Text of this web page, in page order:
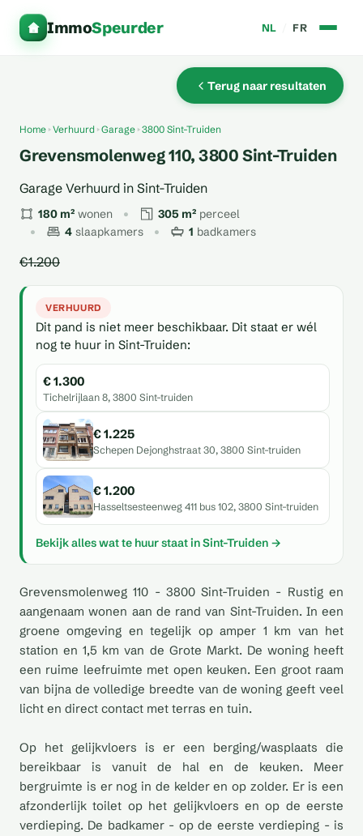
ImmoSpeurder NL FR
Terug naar resultaten
Home Verhuurd Garage 3800 Sint-Truiden
Grevensmolenweg 110, 3800 Sint-Truiden
Garage Verhuurd in Sint-Truiden
180 m² wonen 305 m² perceel
4 slaapkamers 1 badkamers
€1.200
VERHUURD
Dit pand is niet meer beschikbaar. Dit staat er wél
nog te huur in Sint-Truiden:
€ 1.300
Tichelrijlaan 8, 3800 Sint-truiden
€ 1.225
Schepen Dejonghstraat 30, 3800 Sint-truiden
€ 1.200
Hasseltsesteenweg 411 bus 102, 3800 Sint-truiden
Bekijk alles wat te huur staat in Sint-Truiden →
Grevensmolenweg 110 - 3800 Sint-Truiden - Rustig en
aangenaam wonen aan de rand van Sint-Truiden. In een
groene omgeving en tegelijk op amper 1 km van het
station en 1,5 km van de Grote Markt. De woning heeft
een ruime leefruimte met open keuken. Een groot raam
van bijna de volledige breedte van de woning geeft veel
licht en direct contact met terras en tuin.
Op het gelijkvloers is er een berging/wasplaats die
bereikbaar is vanuit de hal en de keuken. Meer
bergruimte is er nog in de kelder en op zolder. Er is een
afzonderlijk toilet op het gelijkvloers en op de eerste
verdieping. De badkamer - op de eerste verdieping - is